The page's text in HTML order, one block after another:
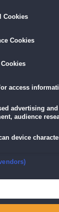
Tipps
wird.
angenommen,
kam, die
plötzlich war das
und
Cookies
Cookies
access
advertising
audience
device
prevent